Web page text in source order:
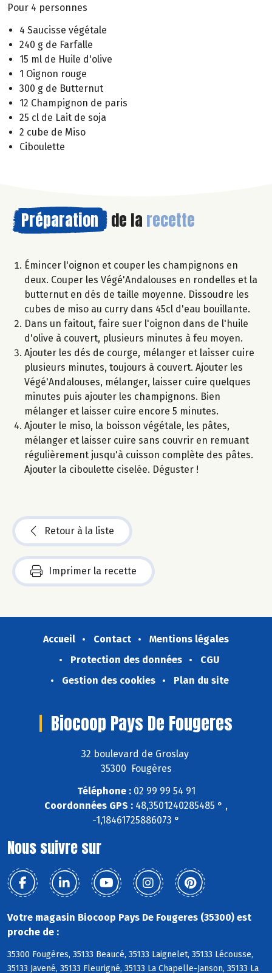
Pour 4 personnes
4 Saucisse végétale
240 g de Farfalle
15 ml de Huile d'olive
1 Oignon rouge
300 g de Butternut
12 Champignon de paris
25 cl de Lait de soja
2 cube de Miso
Ciboulette
Préparation de la recette
Émincer l'oignon et couper les champignons en
deux. Couper les Végé'Andalouses en rondelles et la
butternut en dés de taille moyenne. Dissoudre les
cubes de miso au curry dans 45cl d'eau bouillante.
Dans un faitout, faire suer l'oignon dans de l'huile
d'olive à couvert, plusieurs minutes à feu moyen.
Ajouter les dés de courge, mélanger et laisser cuire
plusieurs minutes, toujours à couvert. Ajouter les
Végé'Andalouses, mélanger, laisser cuire quelques
minutes puis ajouter les champignons. Bien
mélanger et laisser cuire encore 5 minutes.
Ajouter le miso, la boisson végétale, les pâtes,
mélanger et laisser cuire sans couvrir en remuant
régulièrement jusqu'à cuisson complète des pâtes.
Ajouter la ciboulette ciselée. Déguster !
Retour à la liste
Imprimer la recette
Accueil Contact
Mentions légales
Protection des données
CGU
Gestion des cookies
Plan du site
Biocoop Pays De Fougeres
32 boulevard de Groslay
35300 Fougères
Téléphone :02 99 99 54 91
Coordonnées GPS : 48,3501240285485 ° ,
-1,18461725886073 °
Nous suivre sur
Votre magasin Biocoop Pays De Fougeres (35300) est
proche de :
35300 Fougères, 35133 Beaucé, 35133 Laignelet, 35133 Lécousse,
35133 Javené, 35133 Fleurigné, 35133 La Chapelle-Janson, 35133 La